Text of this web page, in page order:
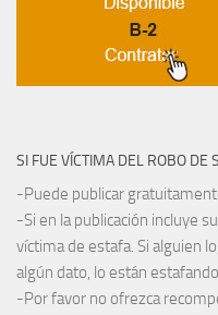
SI FUE VÍCTIMA DEL ROBO DE
-Puede publicar
-Si en la publicación incluye
víctima de estafa. Si alguien
algún dato, lo están
-Por favor no ofrezca